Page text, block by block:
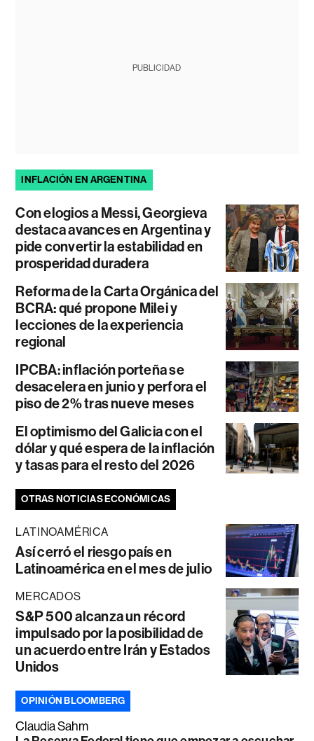
PUBLICIDAD
INFLACIÓN EN ARGENTINA
Con elogios a Messi, Georgieva
destaca avances en Argentina y
pide convertir la estabilidad en
prosperidad duradera
Reforma de la Carta Orgánica del
BCRA: qué propone Milei y
lecciones de la experiencia
regional
IPCBA: inflación porteña se
desacelera en junio y perfora el
piso de 2% tras nueve meses
El optimismo del Galicia con el
dólar y qué espera de la inflación
y tasas para el resto del 2026
OTRAS NOTICIAS ECONÓMICAS
LATINOAMÉRICA
Así cerró el riesgo país en
Latinoamérica en el mes de julio
MERCADOS
S&P 500 alcanza un récord
impulsado por la posibilidad de
un acuerdo entre Irán y Estados
Unidos
OPINIÓN BLOOMBERG
Claudia Sahm